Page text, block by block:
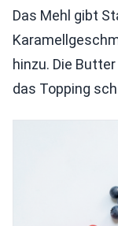
Das Mehl gibt
hinzu. Die
das Topping